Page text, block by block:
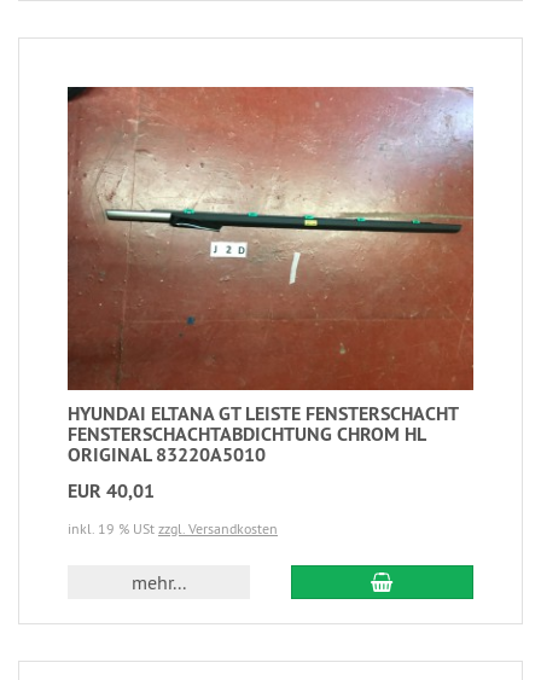
HYUNDAI ELTANA GT LEISTE FENSTERSCHACHT
FENSTERSCHACHTABDICHTUNG CHROM HL
ORIGINAL 83220A5010
EUR 40,01
inkl. 19 % USt zzgl. Versandkosten
mehr...